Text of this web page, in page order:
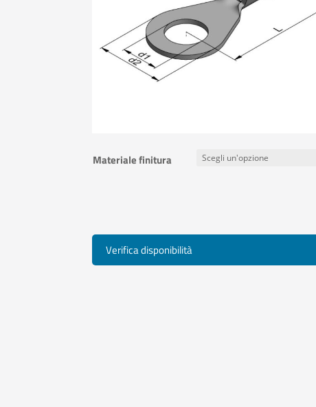
Materiale finitura
Verifica disponibilità